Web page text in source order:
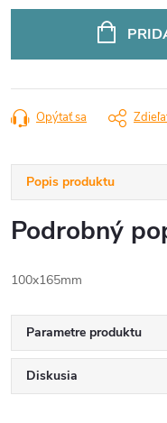
Opýtať sa
Popis produktu
Podrobný
100x165mm
Parametre produktu
Diskusia